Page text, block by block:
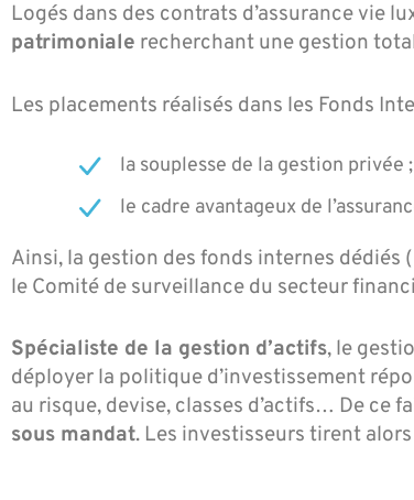
Logés dans des contrats d’assurance vie
patrimoniale recherchant une gestion
Les placements réalisés dans les Fonds
la souplesse de la gestion privée ;
le cadre avantageux de
Ainsi, la gestion des fonds internes dédiés
le Comité de surveillance du secteur
Spécialiste de la gestion d’actifs, le
déployer la politique d’investissement
au risque, devise, classes d’actifs… De ce
sous mandat. Les investisseurs tirent